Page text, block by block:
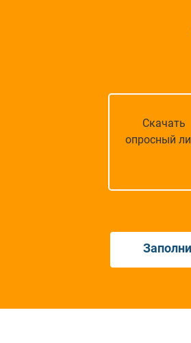
Скачать
опросный